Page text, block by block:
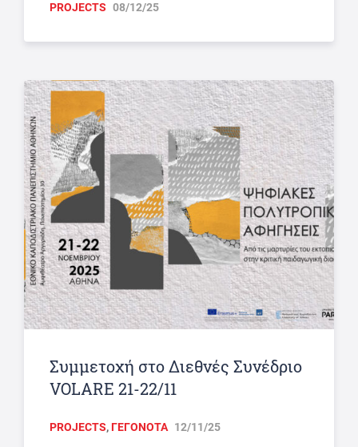
PROJECTS 08/12/25
Συμμετοχή στο Διεθνές Συνέδριο
VOLARE 21-22/11
PROJECTS, ΓΕΓΟΝΟΤΑ 12/11/25